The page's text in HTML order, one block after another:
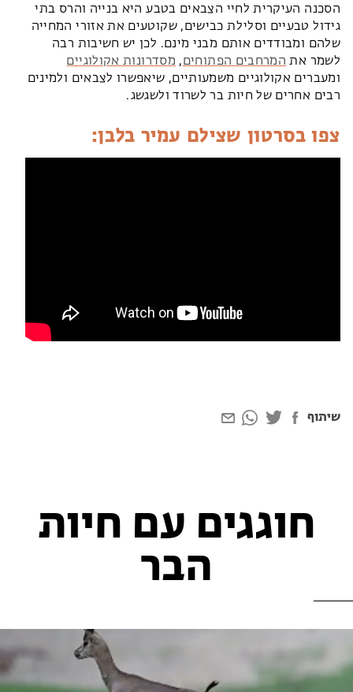
הסכנה העיקרית לחיי הצבאים בטבע היא בנייה והרס בתי
גידול טבעיים וסלילת כבישים, שקוטעים את אזורי המחייה
שלהם ומבודדים אותם מבני מינם. לכן יש חשיבות רבה
לשמר את המרחבים הפתוחים, מסדרונות אקולוגיים
ומעברים אקולוגיים משמעותיים, שיאפשרו לצבאים ולמינים
רבים אחרים של חיות בר לשרוד ולשגשג.
צפו בסרטון שצילם עמיר בלבן:
שיתוף
חוגגים עם חיות
הבר